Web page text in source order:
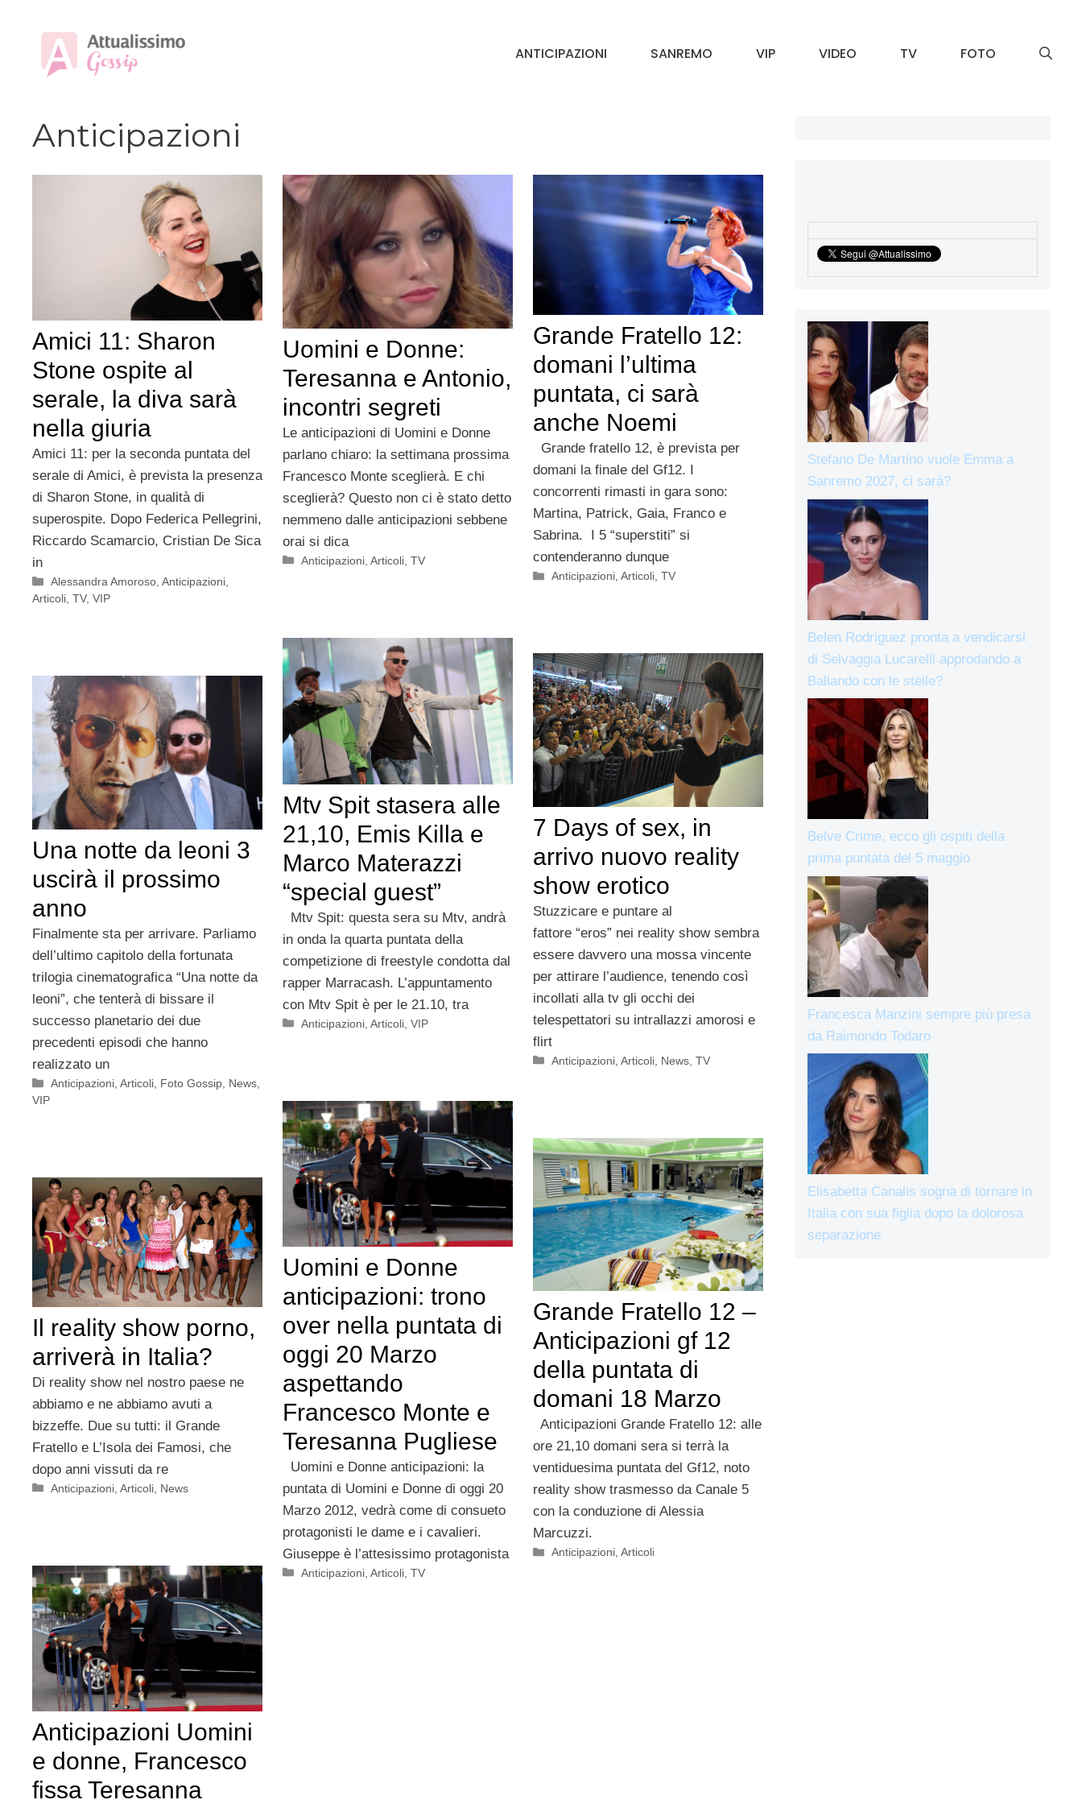
contenuto
ANTICIPAZIONI SANREMO VIP VIDEO TV FOTO
Anticipazioni
Amici 11: Sharon
Stone ospite al
serale, la diva sarà
nella giuria
Amici 11: per la seconda puntata del
serale di Amici, è prevista la presenza
di Sharon Stone, in qualità di
superospite. Dopo Federica Pellegrini,
Riccardo Scamarcio, Cristian De Sica
in
Categorie
Alessandra Amoroso ,Anticipazioni
Articoli TV, VIP
Uomini e Donne:
Teresanna e Antonio,
incontri segreti
Le anticipazioni di Uomini e Donne
parlano chiaro: la settimana prossima
Francesco Monte sceglierà. E chi
sceglierà? Questo non ci è stato detto
nemmeno dalle anticipazioni sebbene
orai si dica
Categorie
Anticipazioni ,Articoli ,TV
Grande Fratello 12:
domani l’ultima
puntata, ci sarà
anche Noemi
Grande fratello 12, è prevista per
domani la finale del Gf12. I
concorrenti rimasti in gara sono:
Martina, Patrick, Gaia, Franco e
Sabrina. I 5 “superstiti” si
contenderanno dunque
Categorie
Anticipazioni,Articoli,TV
Mtv Spit stasera alle
21,10, Emis Killa e
Marco Materazzi
“special guest”
Mtv Spit: questa sera su Mtv, andrà
in onda la quarta puntata della
competizione di freestyle condotta dal
rapper Marracash. L’appuntamento
con Mtv Spit è per le 21.10, tra
Categorie
Anticipazioni ,Articoli ,VIP
7 Days of sex, in
arrivo nuovo reality
show erotico
Stuzzicare e puntare al
fattore “eros” nei reality show sembra
essere davvero una mossa vincente
per attirare l’audience, tenendo così
incollati alla tv gli occhi dei
telespettatori su intrallazzi amorosi e
flirt
Categorie
Anticipazioni ,Articoli News ,TV
Una notte da leoni 3
uscirà il prossimo
anno
Finalmente sta per arrivare. Parliamo
dell’ultimo capitolo della fortunata
trilogia cinematografica “Una notte da
leoni”, che tenterà di bissare il
successo planetario dei due
precedenti episodi che hanno
realizzato un
Categorie
Anticipazioni ,Articoli Foto Gossip News
VIP
Uomini e Donne
anticipazioni: trono
over nella puntata di
oggi 20 Marzo
aspettando
Francesco Monte e
Teresanna Pugliese
Uomini e Donne anticipazioni: la
puntata di Uomini e Donne di oggi 20
Marzo 2012, vedrà come di consueto
protagonisti le dame e i cavalieri.
Giuseppe è l’attesissimo protagonista
Categorie
Anticipazioni ,Articoli ,TV
Grande Fratello 12 –
Anticipazioni gf 12
della puntata di
domani 18 Marzo
Anticipazioni Grande Fratello 12: alle
ore 21,10 domani sera si terrà la
ventiduesima puntata del Gf12, noto
reality show trasmesso da Canale 5
con la conduzione di Alessia
Marcuzzi.
Categorie
Anticipazioni,Articoli
Il reality show porno,
arriverà in Italia?
Di reality show nel nostro paese ne
abbiamo e ne abbiamo avuti a
bizzeffe. Due su tutti: il Grande
Fratello e L’Isola dei Famosi, che
dopo anni vissuti da re
Categorie
Anticipazioni ,Articoli News
Anticipazioni Uomini
e donne, Francesco
fissa Teresanna
Stefano De Martino vuole Emma a
Sanremo 2027, ci sarà?
Belen Rodriguez pronta a vendicarsi
di Selvaggia Lucarelli approdando a
Ballando con le stelle?
Belve Crime, ecco gli ospiti della
prima puntata del 5 maggio
Francesca Manzini sempre più presa
da Raimondo Todaro
Elisabetta Canalis sogna di tornare in
Italia con sua figlia dopo la dolorosa
separazione